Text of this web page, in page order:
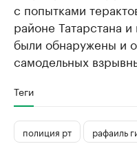
с попытками
районе Татарстана
были обнаружены и
самодельных
Теги
полиция рт рафаиль